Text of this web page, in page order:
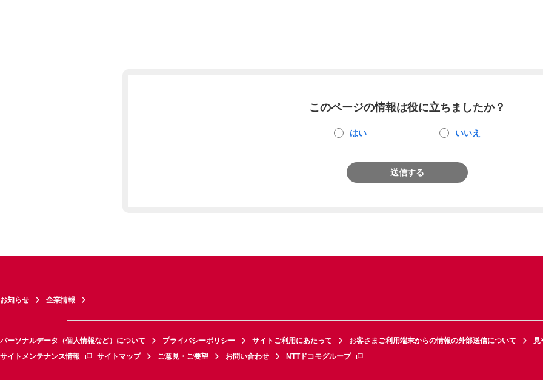
このページの情報は役に立ちましたか？
はい いいえ
送信する
お知らせ 企業情報
パーソナルデータ（個人情報など）について プライバシーポリシー サイトご利用にあたって お客さまご利用端末からの情報の外部送信について
見
サイトメンテナンス情報
サイトマップ ご意見・ご要望 お問い合わせ NTTドコモグループ